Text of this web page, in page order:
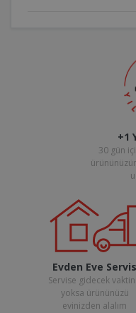
+1
30 gün
Evden Eve Servis
Servise gidecek
yoksa ürününüzü
evinizden alalım